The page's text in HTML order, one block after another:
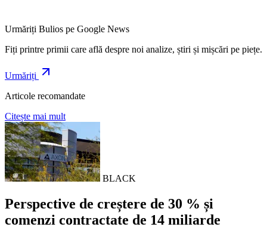
Urmăriți Bulios pe Google News
Fiți printre primii care află despre noi analize, știri și mișcări pe piețe.
Urmăriți
Articole recomandate
Citește mai mult
BLACK
Perspective de creștere de 30 % și
comenzi contractate de 14 miliarde